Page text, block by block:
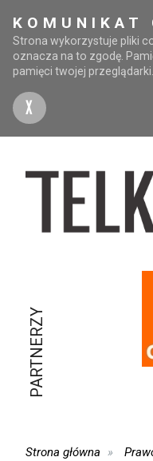
KOMUNIKAT
Strona wykorzystuje pliki
oznacza na to zgodę.
pamięci twojej przeglądarki.
X
PARTNERZY
Strona główna